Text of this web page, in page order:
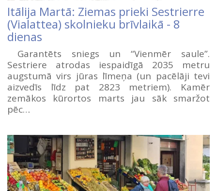
Itālija Martā: Ziemas prieki Sestrierre
(Vialattea) skolnieku brīvlaikā - 8
dienas
Garantēts sniegs un “Vienmēr saule”.
Sestriere atrodas iespaidīgā 2035 metru
augstumā virs jūras līmeņa (un pacēlāji tevi
aizvedīs līdz pat 2823 metriem). Kamēr
zemākos kūrortos marts jau sāk smaržot
pēc…